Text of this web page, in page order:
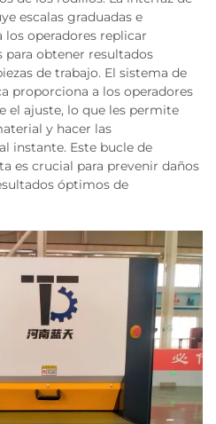
escalas graduadas e
operadores replicar
para obtener resultados
de trabajo. El sistema de
proporciona a los operadores
el ajuste, lo que les permite
y hacer las
instante. Este bucle de
es crucial para prevenir daños
óptimos de